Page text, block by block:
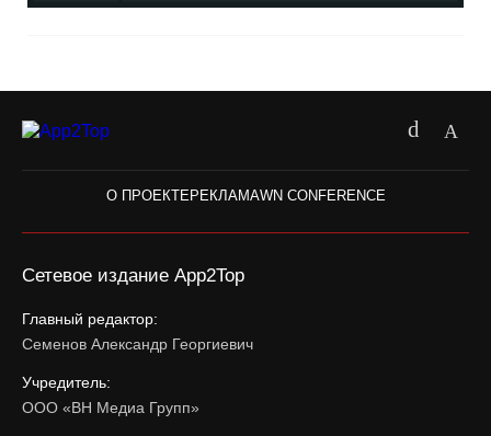
О ПРОЕКТЕРЕКЛАМАWN CONFERENCE
Сетевое издание App2Top
Главный редактор:
Семенов Александр Георгиевич
Учредитель:
ООО «ВН Медиа Групп»